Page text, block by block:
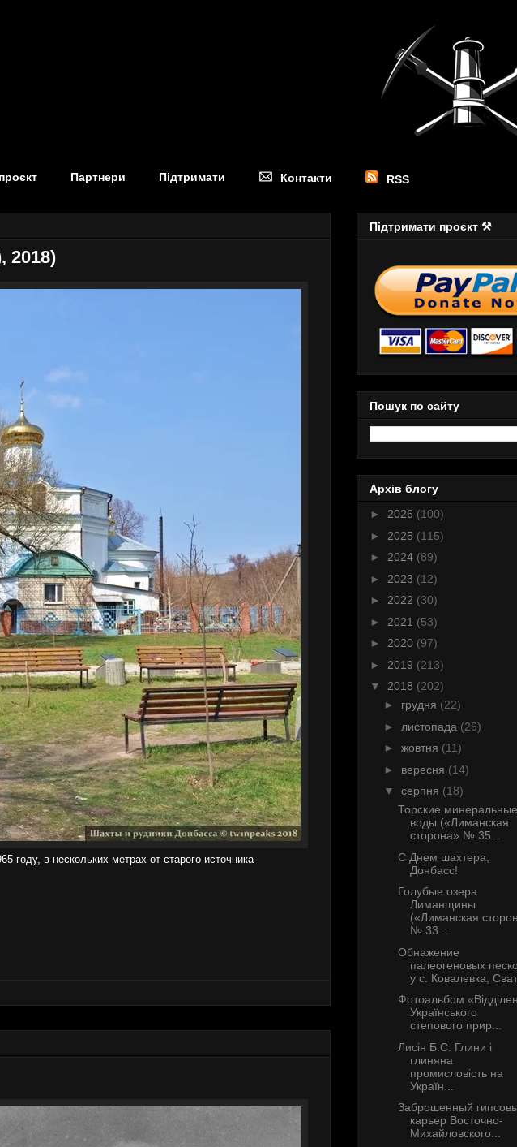
Партнери Підтримати Контакти RSS
2018)
году, в нескольких метрах от старого источника
Підтримати проєкт ⚒
Пошук по сайту
Архів блогу
► 2026 (100)
► 2025 (115)
► 2024 (89)
► 2023 (12)
► 2022 (30)
► 2021 (53)
► 2020 (97)
► 2019 (213)
▼ 2018 (202)
► грудня (22)
► листопада (26)
► жовтня (11)
► вересня (14)
▼ серпня (18)
Торские минеральные
воды («Лиманская
сторона» № 35...
С Днем шахтера,
Донбасс!
Голубые озера
Лиманщины
(«Лиманская
№ 33 ...
Обнажение
палеогеновых
у с. Ковалевка,
Фотоальбом
Українського
степового прир...
Лисін Б.С. Глини і
глиняна
промисловість на
Україн...
Заброшенный
карьер Восточно-
Михайловского...